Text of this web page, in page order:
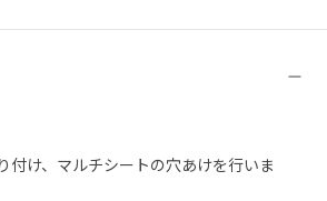
付け、マルチシートの穴あけを行いま